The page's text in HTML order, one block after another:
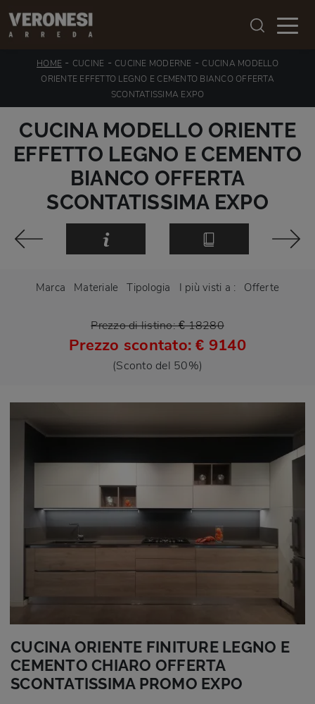
HOME - CUCINE - CUCINE MODERNE - CUCINA MODELLO
ORIENTE EFFETTO LEGNO E CEMENTO BIANCO OFFERTA
SCONTATISSIMA EXPO
CUCINA MODELLO ORIENTE
EFFETTO LEGNO E CEMENTO
BIANCO OFFERTA
SCONTATISSIMA EXPO
Marca Materiale Tipologia I più visti a : Offerte
Prezzo di listino: € 18280
Prezzo scontato: € 9140
(Sconto del 50%)
CUCINA ORIENTE FINITURE LEGNO E
CEMENTO CHIARO OFFERTA
SCONTATISSIMA PROMO EXPO